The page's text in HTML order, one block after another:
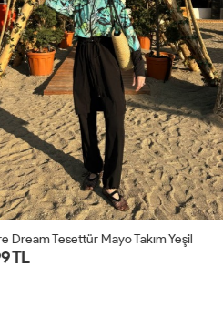
Tesettür Mayo Takım Yeşil